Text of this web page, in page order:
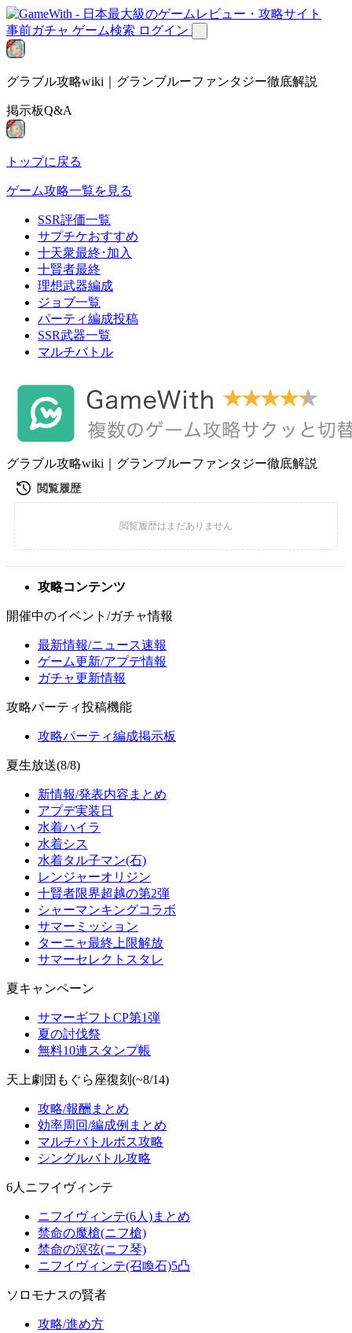
事前ガチャ ゲーム検索 ログイン
グラブル攻略wiki｜グランブルーファンタジー徹底解説
掲示板Q&A
トップに戻る
ゲーム攻略一覧を見る
SSR評価一覧
サプチケおすすめ
十天衆最終･加入
十賢者最終
理想武器編成
ジョブ一覧
パーティ編成投稿
SSR武器一覧
マルチバトル
グラブル攻略wiki｜グランブルーファンタジー徹底解説
攻略コンテンツ
開催中のイベント/ガチャ情報
最新情報/ニュース速報
ゲーム更新/アプデ情報
ガチャ更新情報
攻略パーティ投稿機能
攻略パーティ編成掲示板
夏生放送(8/8)
新情報/発表内容まとめ
アプデ実装日
水着ハイラ
水着シス
水着タル子マン(石)
レンジャーオリジン
十賢者限界超越の第2弾
シャーマンキングコラボ
サマーミッション
ターニャ最終上限解放
サマーセレクトスタレ
夏キャンペーン
サマーギフトCP第1弾
夏の討伐祭
無料10連スタンプ帳
天上劇団もぐら座復刻(~8/14)
攻略/報酬まとめ
効率周回/編成例まとめ
マルチバトルボス攻略
シングルバトル攻略
6人ニフイヴィンテ
ニフイヴィンテ(6人)まとめ
禁命の魔槍(ニフ槍)
禁命の溟弦(ニフ琴)
ニフイヴィンテ(召喚石)5凸
ソロモナスの賢者
攻略/進め方